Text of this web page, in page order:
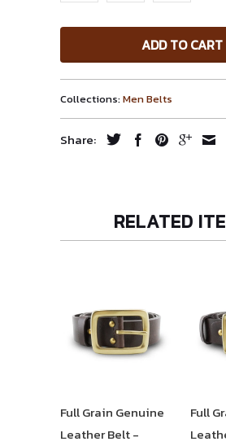
ADD TO CART
Collections:Men Belts
Share:
RELATED
Full Grain Genuine
Leather Belt -
Full